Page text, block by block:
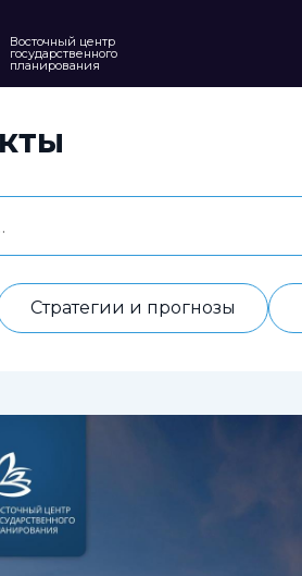
Восточный центр
государственного
планирования
Стратегии и прогнозы